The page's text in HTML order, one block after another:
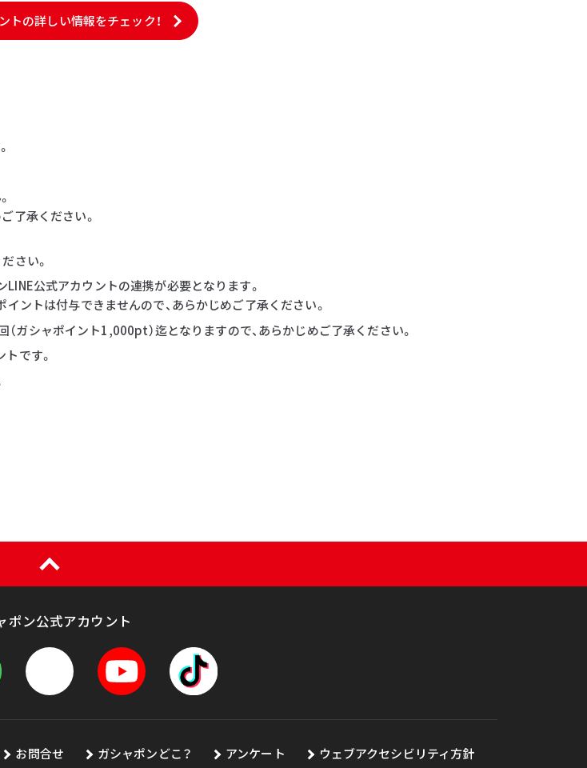
トの詳しい情報をチェック！
了承ください。
さい。
LINE公式アカウントの連携が必要となります。
ントは付与できませんので、あらかじめご了承ください。
ガシャポイント1,000pt）迄となりますので、あらかじめご了承ください。
です。
ポン公式アカウント
お問合せ ガシャポンどこ？ アンケート ウェブアクセシビリティ方針